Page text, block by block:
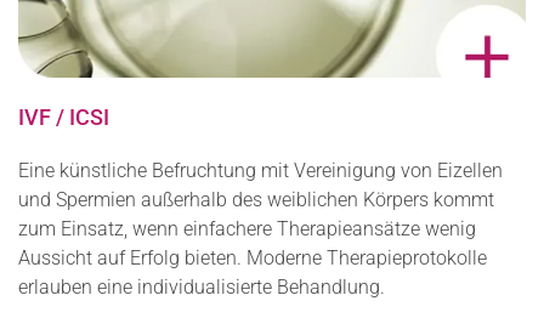
IVF / ICSI
Eine künstliche Befruchtung mit Vereinigung von Eizellen
und Spermien außerhalb des weiblichen Körpers kommt
zum Einsatz, wenn einfachere Therapieansätze wenig
Aussicht auf Erfolg bieten. Moderne Therapieprotokolle
erlauben eine individualisierte Behandlung.